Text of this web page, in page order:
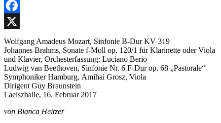
Saal
Facebook
X
Wolfgang Amadeus Mozart, Sinfonie B-Dur KV 319
Johannes Brahms, Sonate f-Moll op. 120/1 für Klarinette oder Viola
und Klavier, Orchesterfassung: Luciano Berio
Ludwig van Beethoven, Sinfonie Nr. 6 F-Dur op. 68 „Pastorale“
Symphoniker Hamburg, Amihai Grosz, Viola
Dirigent Guy Braunstein
Laeiszhalle, 16. Februar 2017
von Bianca Heitzer